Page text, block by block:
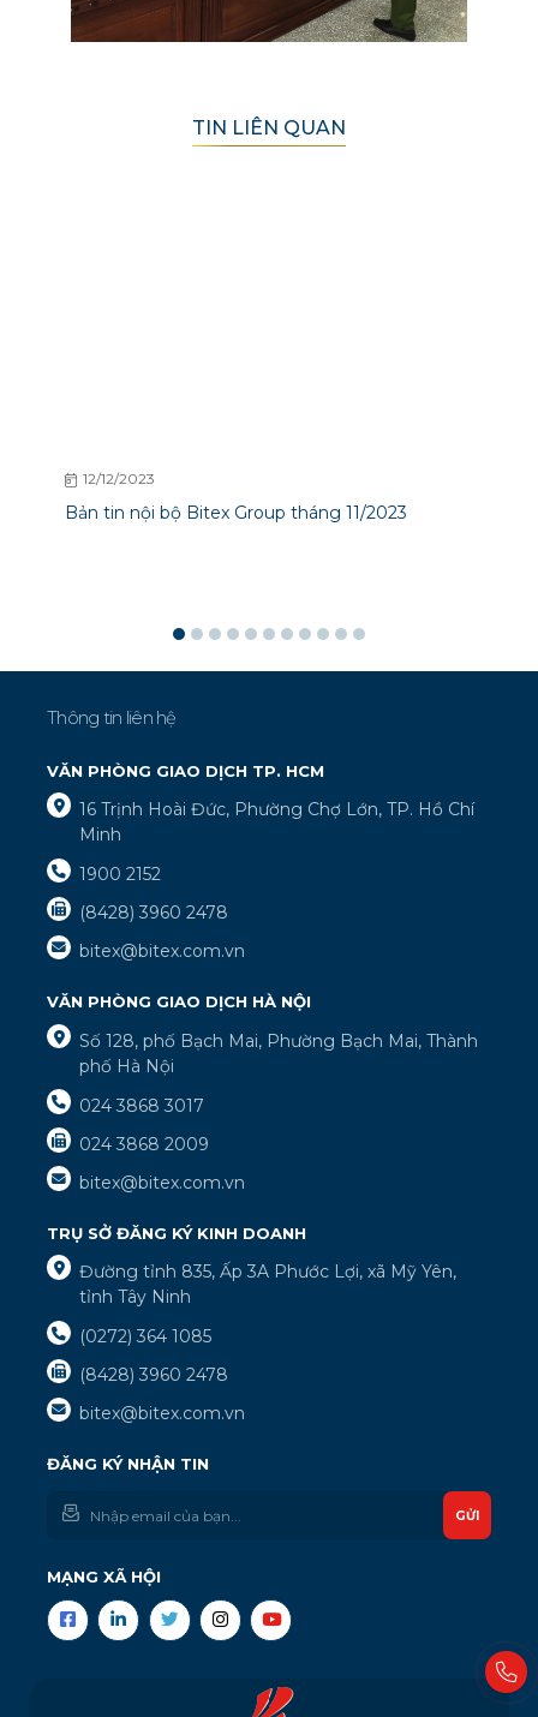
TIN LIÊN QUAN
12/12/2023
Bản tin nội bộ Bitex Group tháng 11/2023
Thông tin liên hệ
VĂN PHÒNG GIAO DỊCH TP. HCM
16 Trịnh Hoài Đức, Phường Chợ Lớn, TP. Hồ Chí
Minh
1900 2152
(8428) 3960 2478
bitex@bitex.com.vn
VĂN PHÒNG GIAO DỊCH HÀ NỘI
Số 128, phố Bạch Mai, Phường Bạch Mai, Thành
phố Hà Nội
024 3868 3017
024 3868 2009
bitex@bitex.com.vn
TRỤ SỞ ĐĂNG KÝ KINH DOANH
Đường tỉnh 835, Ấp 3A Phước Lợi, xã Mỹ Yên,
tỉnh Tây Ninh
(0272) 364 1085
(8428) 3960 2478
bitex@bitex.com.vn
ĐĂNG KÝ NHẬN TIN
GỬI
MẠNG XÃ HỘI